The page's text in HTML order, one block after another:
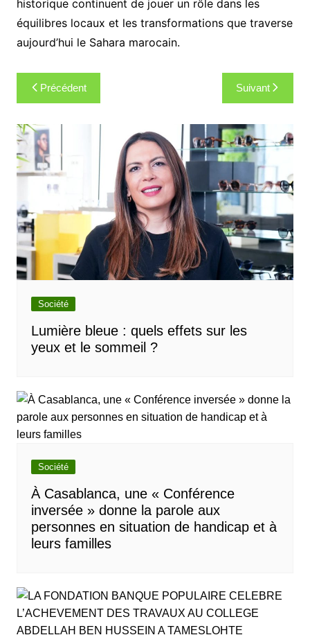
historique continuent de jouer un rôle dans les
équilibres locaux et les transformations que traverse
aujourd’hui le Sahara marocain.
Navigation
de
l’article
Précédent Suivant
Société
Lumière bleue : quels effets sur les
yeux et le sommeil ?
Société
À Casablanca, une « Conférence
inversée » donne la parole aux
personnes en situation de handicap et à
leurs familles